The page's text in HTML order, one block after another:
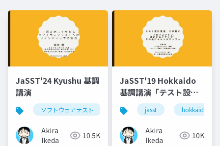
JaSST'24 Kyushu 基調
講演
ソフトウェアテスト マインドマップ jasst
Akira
Ikeda
10.5K
JaSST'19 Hokkaido
基調講演「テスト設計
技法、その前に～フェ
イスアップ、次にビル
ドアップ、その先にマ
インドアップ～」
jasst hokkaido
Akira
Ikeda
10K